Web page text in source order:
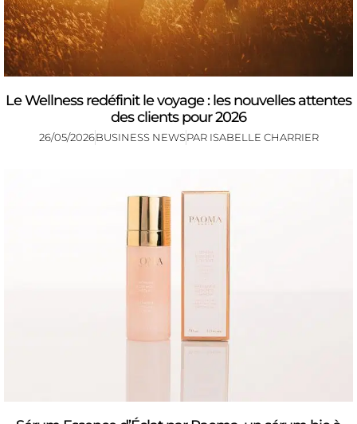
Le Wellness redéfinit le voyage : les nouvelles attentes
des clients pour 2026
26/05/2026BUSINESS NEWSPAR ISABELLE CHARRIER